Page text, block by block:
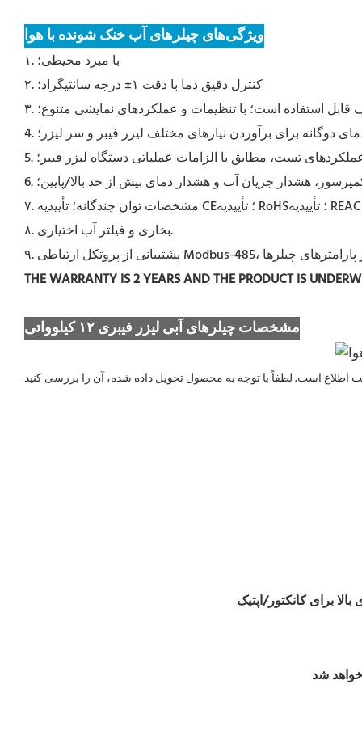
ویژگی‌های چیلرهای آب خنک شونده با هوا
۱. با مبرد محیطی؛
۲. کنترل دقیق دما با دقت ۱± درجه سانتیگراد؛
دمای دوگانه برای برآوردن نیازهای مختلف لیزر فیبر و سر لیزر؛
تست، مطابق با الزامات عملیاتی دستگاه لیزر فیبر؛
هشدار جریان آب و هشدار دمای بیش از حد بالا/پایین؛
۸. بخاری و فیلتر آب اختیاری.
THE WARRANTY IS 2 YEARS AND THE PRODUCT IS
مشخصات چیلرهای آبی لیزر فیبری ۱۲ کیلوواتی